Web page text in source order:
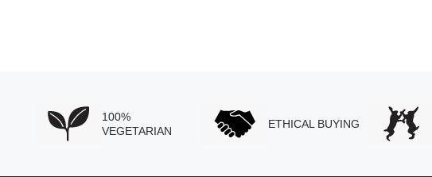
100%
VEGETARIAN
ETHICAL BUYING